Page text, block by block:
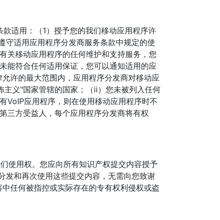
适用：（1）授予您的我们移动应用程序许
适用应用程序分发商服务条款中规定的使
关移动应用程序的任何维护和支持服务，您
能符合任何适用保证，您可以通知适用的应
许的最大范围内，应用程序分发商对移动应
义"国家管辖的国家；（ii）您未被列入任何
VoIP应用程序，则在使用移动应用程序时不
三方受益人，每个应用程序分发商将有权
使用权。您应向所有知识产权提交内容授予
和再次使用这些提交内容，无需向您致谢
任何被指控或实际存在的专有权利侵权或盗